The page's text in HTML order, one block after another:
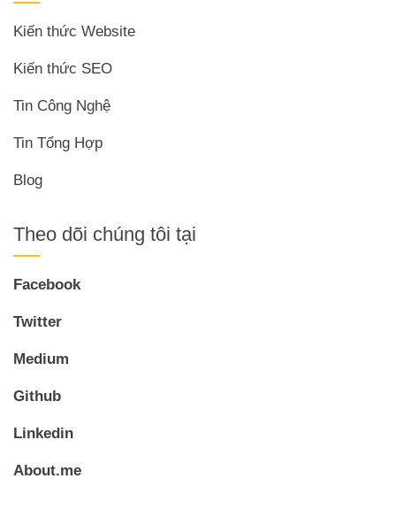
Kiến thức Website
Kiến thức SEO
Tin Công Nghệ
Tin Tổng Hợp
Blog
Theo dõi chúng tôi tại
Facebook
Twitter
Medium
Github
Linkedin
About.me